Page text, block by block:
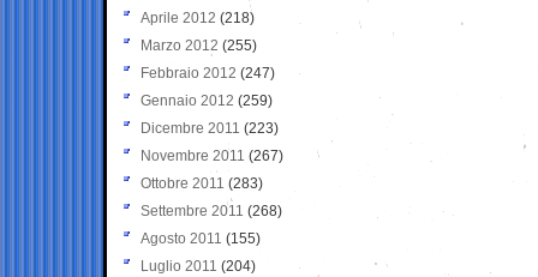
Aprile 2012 (218)
Marzo 2012 (255)
Febbraio 2012 (247)
Gennaio 2012 (259)
Dicembre 2011 (223)
Novembre 2011 (267)
Ottobre 2011 (283)
Settembre 2011 (268)
Agosto 2011 (155)
Luglio 2011 (204)